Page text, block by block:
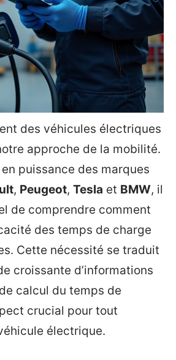
des véhicules électriques
approche de la mobilité.
puissance des marques
, Peugeot, Tesla et BMW, il
de comprendre comment
des temps de charge
Cette nécessité se traduit
croissante d’informations
calcul du temps de
crucial pour tout
électrique.